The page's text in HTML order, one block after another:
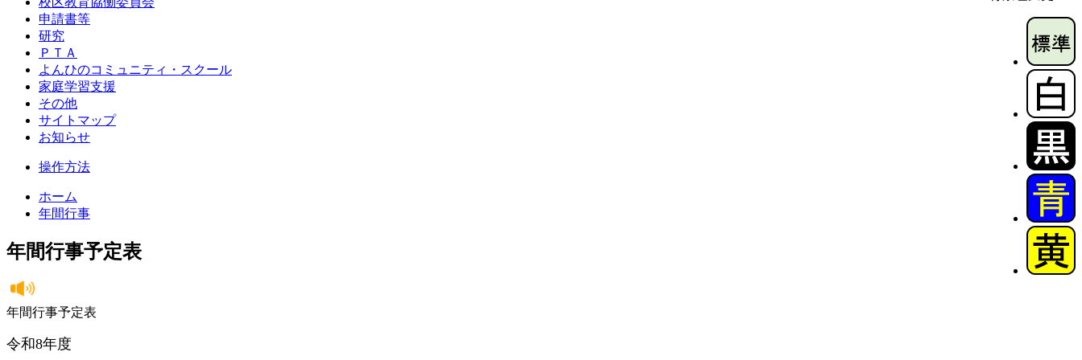
申請書等
研究
ＰＴＡ
よんひのコミュニティ・スクール
家庭学習支援
その他
サイトマップ
お知らせ
操作方法
ホーム
年間行事
年間行事予定表
年間行事予定表
令和8年度